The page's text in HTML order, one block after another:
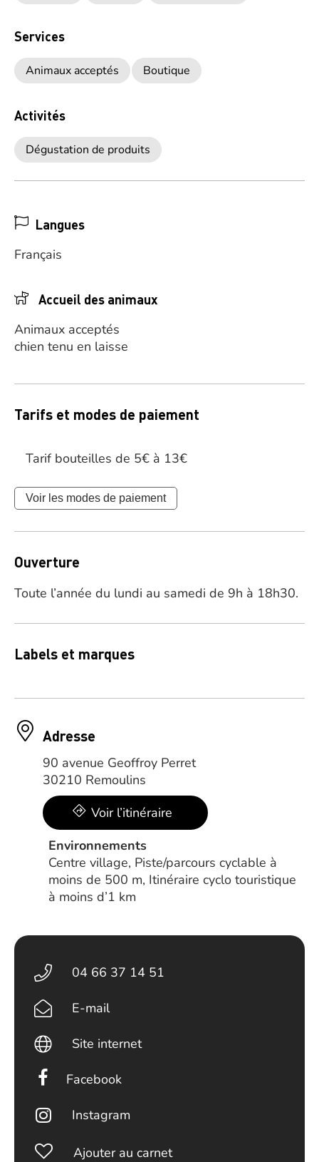
Services
Animaux acceptés Boutique
Activités
Dégustation de produits
Langues
Français
Accueil des animaux
Animaux acceptés
chien tenu en laisse
Tarifs et modes de paiement
Tarif bouteilles de 5€ à 13€
Voir les modes de paiement
Ouverture
Toute l’année du lundi au samedi de 9h à 18h30.
Labels et marques
Adresse
90 avenue Geoffroy Perret
30210 Remoulins
Voir l’itinéraire
Environnements
Centre village, Piste/parcours cyclable à
moins de 500 m, Itinéraire cyclo touristique
à moins d’1 km
04 66 37 14 51
E-mail
Site internet
Facebook
Instagram
Ajouter au carnet